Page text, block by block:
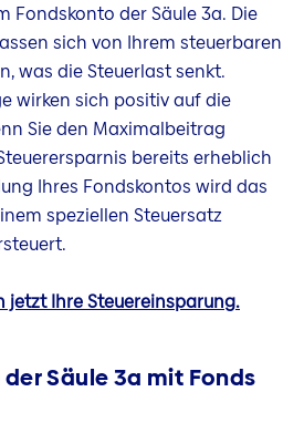
Fondskonto der Säule 3a. Die
sich von Ihrem steuerbaren
was die Steuerlast senkt.
wirken sich positiv auf die
Sie den Maximalbeitrag
bereits erheblich
Ihres Fondskontos wird das
speziellen Steuersatz
jetzt Ihre Steuereinsparung.
Säule 3a mit Fonds